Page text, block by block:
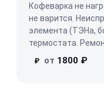
Кофеварка не
не варится.
элемента (ТЭНа,
термостата.
₽ от 1800 ₽